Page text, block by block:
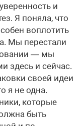
и
Я поняла, что
воплотить
Мы перестали
— мы
здесь и сейчас.
своей идеи
я не одна.
которые
быть